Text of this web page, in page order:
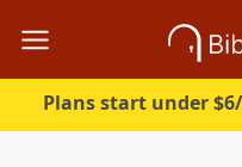
Plans start under